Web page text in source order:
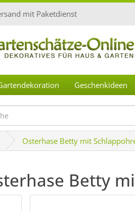
mit Paketdienst
Geschenkideen
Osterhase Betty mit
Betty